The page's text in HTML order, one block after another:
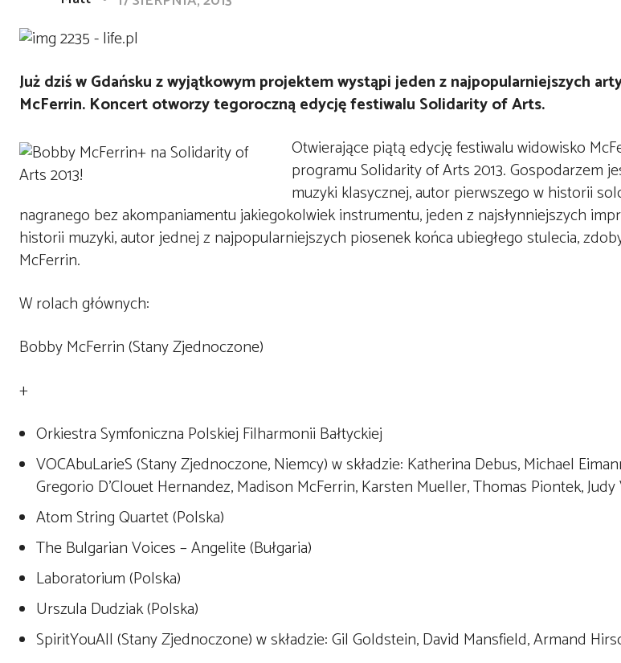
Już dziś w Gdańsku z wyjątkowym projektem wystąpi jeden z najpopularniejszych
McFerrin. Koncert otworzy tegoroczną edycję festiwalu Solidarity of Arts.
Otwierające piątą edycję festiwalu widowisko
programu Solidarity of Arts 2013. Gospodarzem
muzyki klasycznej, autor pierwszego w historii
nagranego bez akompaniamentu jakiegokolwiek instrumentu, jeden z najsłynniejszych
historii muzyki, autor jednej z najpopularniejszych piosenek końca ubiegłego stulecia,
McFerrin.
W rolach głównych:
Bobby McFerrin (Stany Zjednoczone)
+
Orkiestra Symfoniczna Polskiej Filharmonii Bałtyckiej
VOCAbuLarieS (Stany Zjednoczone, Niemcy) w składzie: Katherina Debus, Michael
Gregorio D’Clouet Hernandez, Madison McFerrin, Karsten Mueller, Thomas Piontek,
Atom String Quartet (Polska)
The Bulgarian Voices – Angelite (Bułgaria)
Laboratorium (Polska)
Urszula Dudziak (Polska)
SpiritYouAll (Stany Zjednoczone) w składzie: Gil Goldstein, David Mansfield, Armand